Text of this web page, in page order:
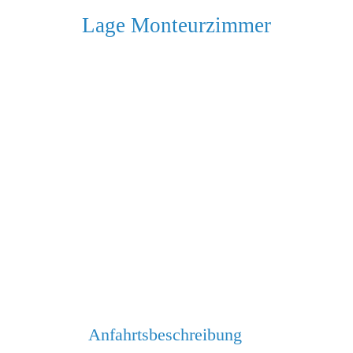
Lage Monteurzimmer
Anfahrtsbeschreibung